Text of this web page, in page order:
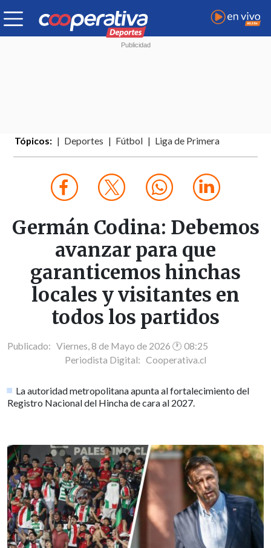
Tópicos: Deportes Fútbol Liga de Primera
Germán Codina: Debemos
avanzar para que
garanticemos hinchas
locales y visitantes en
todos los partidos
Publicado: Viernes, 8 de Mayo de 2026 🕐 08:25
Periodista Digital: Cooperativa.cl
La autoridad metropolitana apunta al fortalecimiento del
Registro Nacional del Hincha de cara al 2027.